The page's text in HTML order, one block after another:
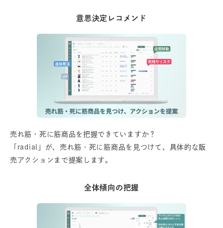
意思決定レコメンド
売れ筋・死に筋商品を把握できていますか？
「radial」が、売れ筋・死に筋商品を見つけて、具体的な販
売アクションまで提案します。
全体傾向の把握